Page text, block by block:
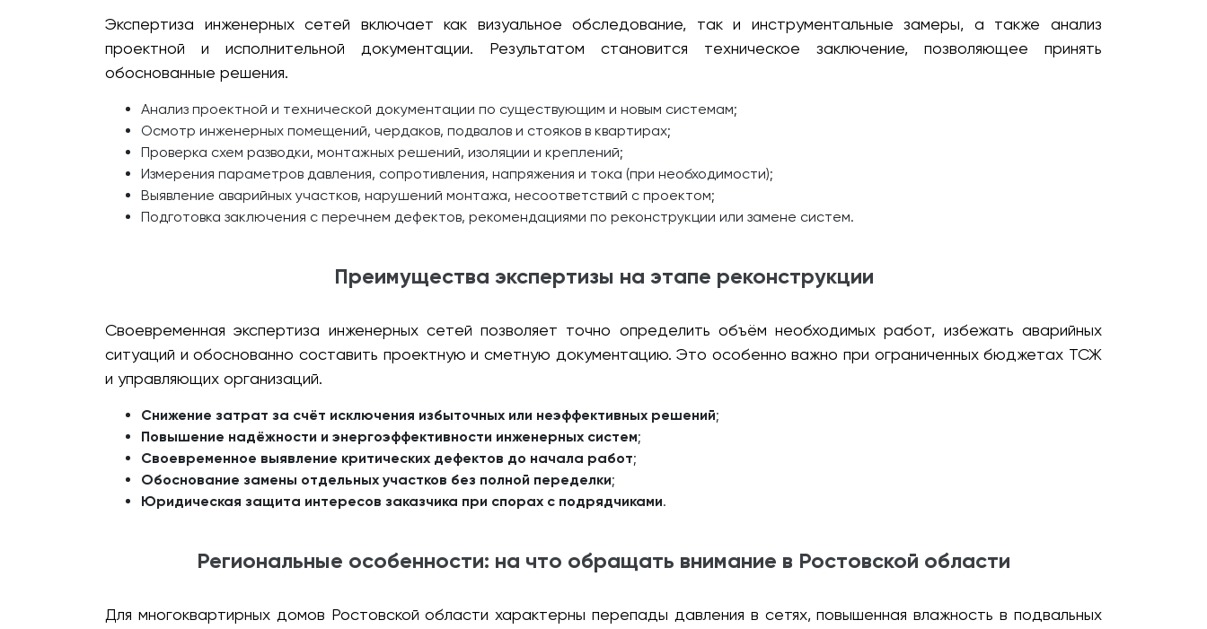
Экспертиза инженерных сетей включает как визуальное обследование, так и инструментальные замеры, а также анализ
проектной и исполнительной документации. Результатом становится техническое заключение, позволяющее принять
обоснованные решения.
Анализ проектной и технической документации по существующим и новым системам;
Осмотр инженерных помещений, чердаков, подвалов и стояков в квартирах;
Проверка схем разводки, монтажных решений, изоляции и креплений;
Измерения параметров давления, сопротивления, напряжения и тока (при необходимости);
Выявление аварийных участков, нарушений монтажа, несоответствий с проектом;
Подготовка заключения с перечнем дефектов, рекомендациями по реконструкции или замене систем.
Преимущества экспертизы на этапе реконструкции
Своевременная экспертиза инженерных сетей позволяет точно определить объём необходимых работ, избежать аварийных
ситуаций и обоснованно составить проектную и сметную документацию. Это особенно важно при ограниченных бюджетах ТСЖ
и управляющих организаций.
Снижение затрат за счёт исключения избыточных или неэффективных решений;
Повышение надёжности и энергоэффективности инженерных систем;
Своевременное выявление критических дефектов до начала работ;
Обоснование замены отдельных участков без полной переделки;
Юридическая защита интересов заказчика при спорах с подрядчиками.
Региональные особенности: на что обращать внимание в Ростовской области
Для многоквартирных домов Ростовской области характерны перепады давления в сетях, повышенная влажность в подвальных